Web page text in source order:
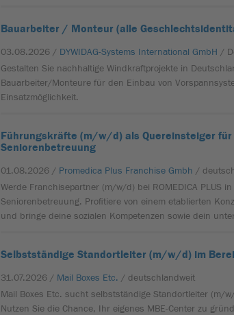
Bauarbeiter / Monteur (alle
03.08.2026 / DYWIDAG-Systems International GmbH /
Gestalten Sie nachhaltige Windkraftprojekte in
Bauarbeiter/Monteure für den Einbau von
Einsatzmöglichkeit.
Führungskräfte (m/w/d) als Quereinsteiger für
Seniorenbetreuung
01.08.2026 / Promedica Plus Franchise Gmbh /
Werde Franchisepartner (m/w/d) bei ROMEDICA PLUS
Seniorenbetreuung. Profitiere von einem etablierten
und bringe deine sozialen Kompetenzen sowie dein
Selbstständige Standortleiter (m/w/d) im
31.07.2026 / Mail Boxes Etc. / deutschlandweit
Mail Boxes Etc. sucht selbstständige Standortleiter (m/
Nutzen Sie die Chance, Ihr eigenes MBE-Center zu